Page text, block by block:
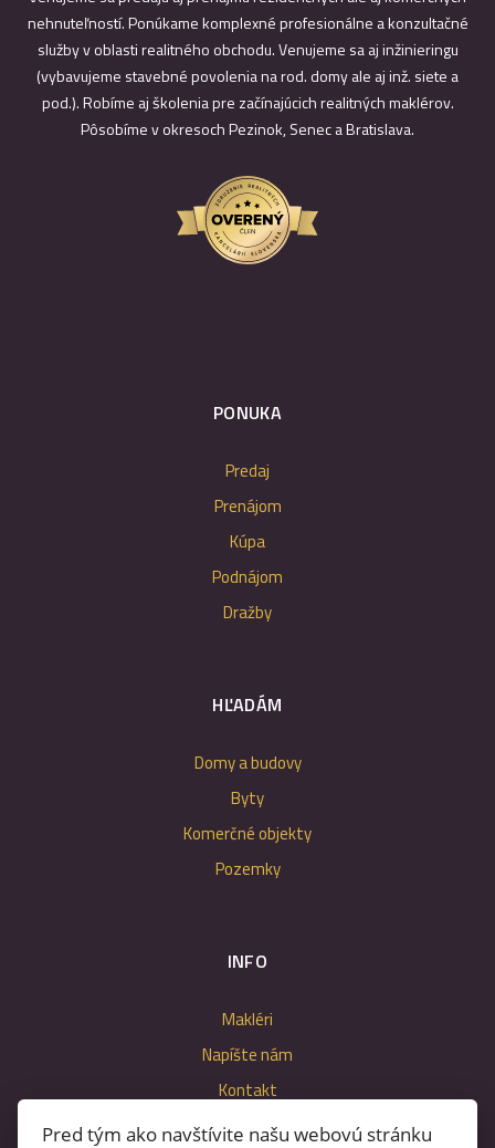
nehnuteľností. Ponúkame komplexné profesionálne a konzultačné
služby v oblasti realitného obchodu. Venujeme sa aj inžinieringu
(vybavujeme stavebné povolenia na rod. domy ale aj inž. siete a
pod.). Robíme aj školenia pre začínajúcich realitných maklérov.
Pôsobíme v okresoch Pezinok, Senec a Bratislava.
PONUKA
Predaj
Prenájom
Kúpa
Podnájom
Dražby
HĽADÁM
Domy a budovy
Byty
Komerčné objekty
Pozemky
INFO
Makléri
Napíšte nám
Kontakt
Nastavenie cookies
Pred tým ako navštívite našu webovú stránku